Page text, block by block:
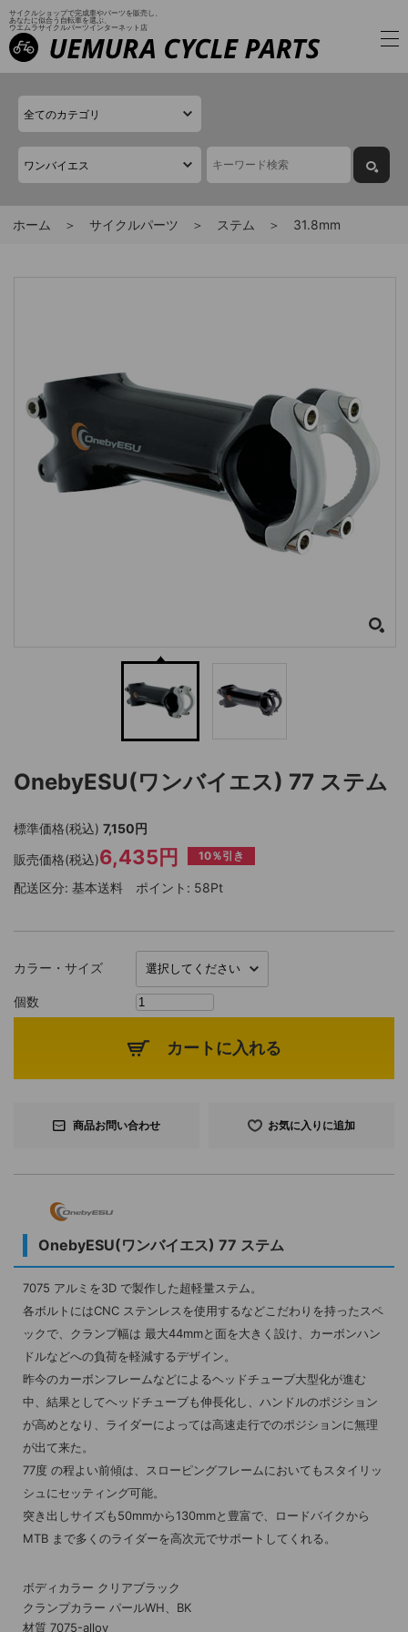
サイクルショップで完成車やパーツを販売し、
あなたに似合う自転車を選ぶ、
ウエムラサイクルパーツインターネット店
ホーム サイクルパーツ ステム 31.8mm
OnebyESU(ワンバイエス) 77 ステム
標準価格(税込) 7,150円
販売価格(税込)6,435円 10％引き
配送区分: 基本送料 ポイント: 58Pt
カラー・サイズ
個数
カートに入れる
商品お問い合わせ お気に入りに追加
OnebyESU(ワンバイエス) 77 ステム
7075 アルミを3D で製作した超軽量ステム。
各ボルトにはCNC ステンレスを使用するなどこだわりを持ったスペ
ックで、クランプ幅は 最大44mmと面を大きく設け、カーボンハン
ドルなどへの負荷を軽減するデザイン。
昨今のカーボンフレームなどによるヘッドチューブ大型化が進む
中、結果としてヘッドチューブも伸長化し、ハンドルのポジション
が高めとなり、ライダーによっては高速走行でのポジションに無理
が出て来た。
77度 の程よい前傾は、スローピングフレームにおいてもスタイリッ
シュにセッティング可能。
突き出しサイズも50mmから130mmと豊富で、ロードバイクから
MTB まで多くのライダーを高次元でサポートしてくれる。
ボディカラー クリアブラック
クランプカラー パールWH、BK
材質 7075-alloy